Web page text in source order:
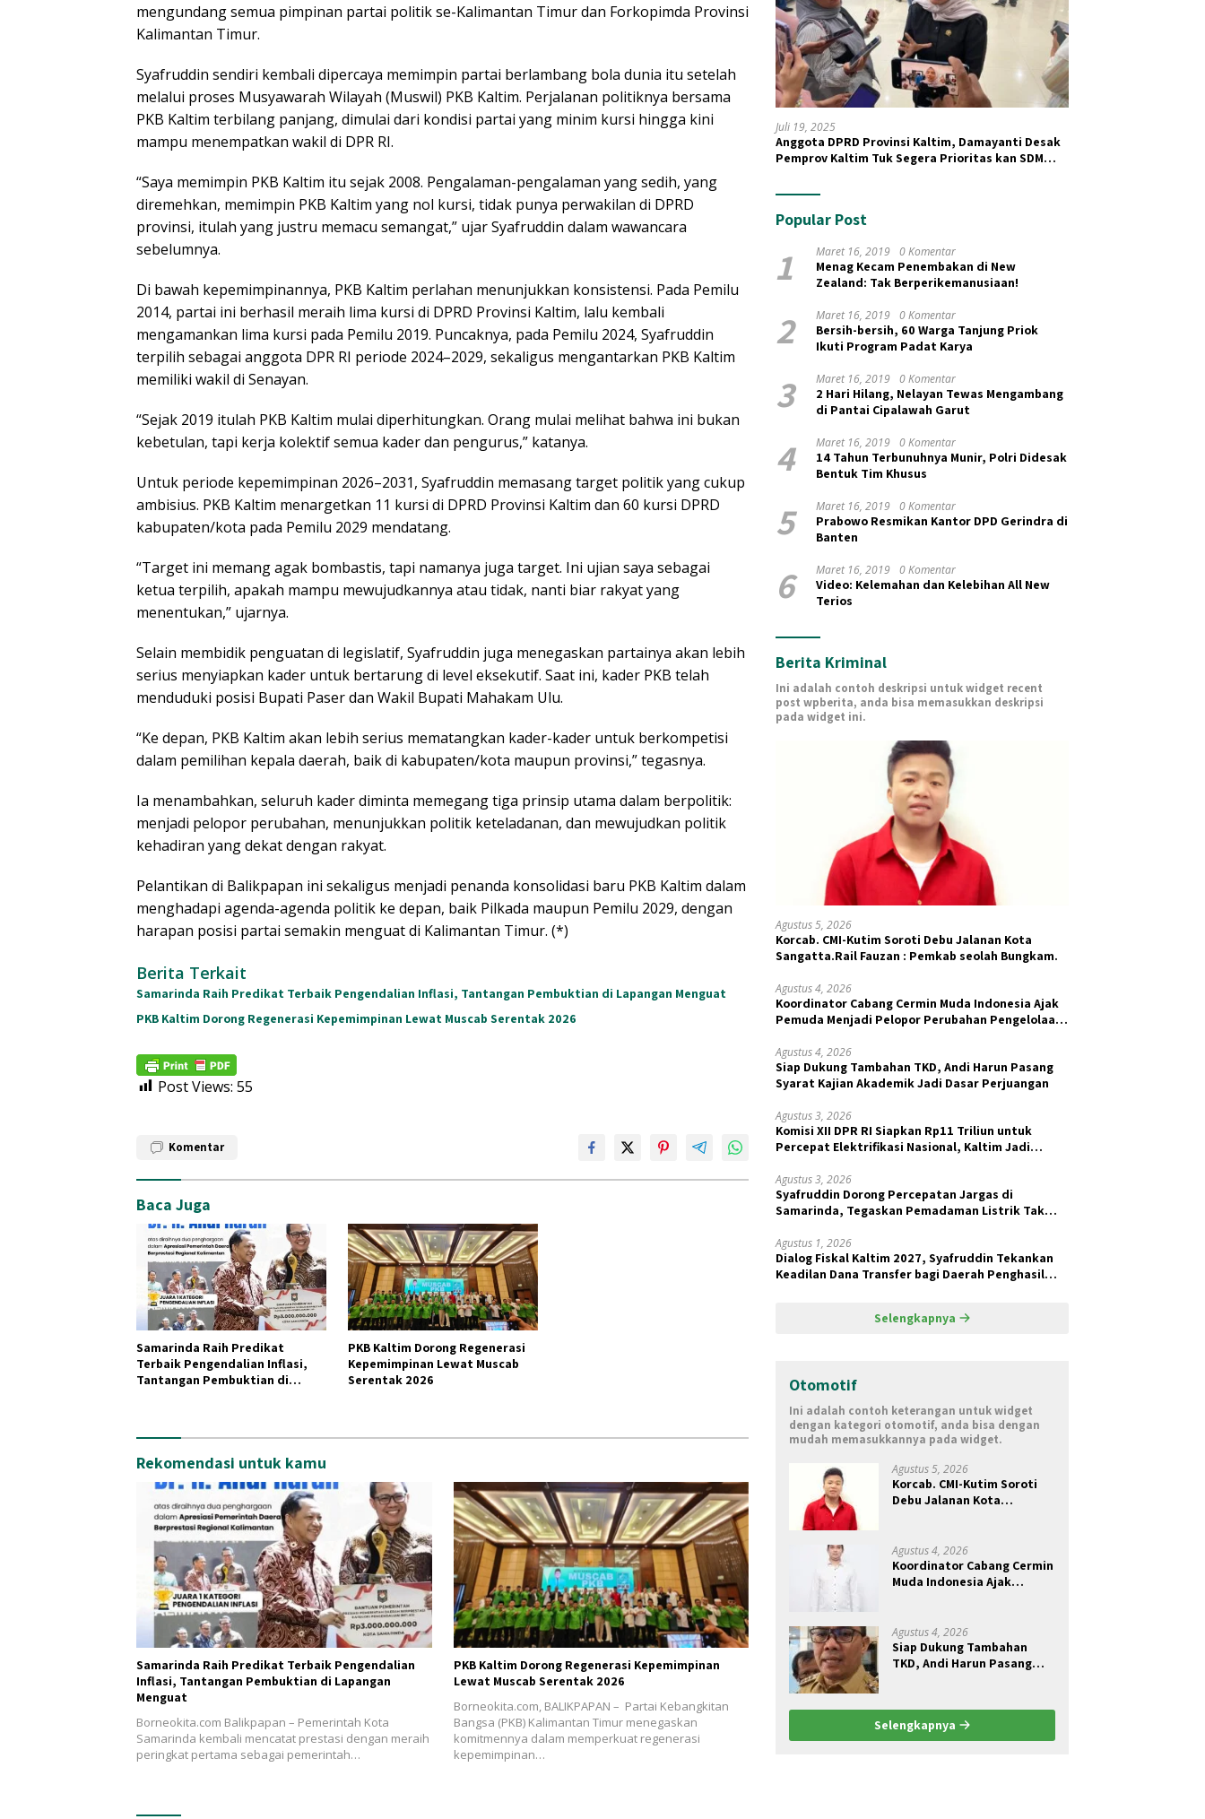
mengundang semua pimpinan partai politik se-Kalimantan Timur dan Forkopimda Provinsi
Kalimantan Timur.
Syafruddin sendiri kembali dipercaya memimpin partai berlambang bola dunia itu setelah
melalui proses Musyawarah Wilayah (Muswil) PKB Kaltim. Perjalanan politiknya bersama
PKB Kaltim terbilang panjang, dimulai dari kondisi partai yang minim kursi hingga kini
mampu menempatkan wakil di DPR RI.
“Saya memimpin PKB Kaltim itu sejak 2008. Pengalaman-pengalaman yang sedih, yang
diremehkan, memimpin PKB Kaltim yang nol kursi, tidak punya perwakilan di DPRD
provinsi, itulah yang justru memacu semangat,” ujar Syafruddin dalam wawancara
sebelumnya.
Di bawah kepemimpinannya, PKB Kaltim perlahan menunjukkan konsistensi. Pada Pemilu
2014, partai ini berhasil meraih lima kursi di DPRD Provinsi Kaltim, lalu kembali
mengamankan lima kursi pada Pemilu 2019. Puncaknya, pada Pemilu 2024, Syafruddin
terpilih sebagai anggota DPR RI periode 2024–2029, sekaligus mengantarkan PKB Kaltim
memiliki wakil di Senayan.
“Sejak 2019 itulah PKB Kaltim mulai diperhitungkan. Orang mulai melihat bahwa ini bukan
kebetulan, tapi kerja kolektif semua kader dan pengurus,” katanya.
Untuk periode kepemimpinan 2026–2031, Syafruddin memasang target politik yang cukup
ambisius. PKB Kaltim menargetkan 11 kursi di DPRD Provinsi Kaltim dan 60 kursi DPRD
kabupaten/kota pada Pemilu 2029 mendatang.
“Target ini memang agak bombastis, tapi namanya juga target. Ini ujian saya sebagai
ketua terpilih, apakah mampu mewujudkannya atau tidak, nanti biar rakyat yang
menentukan,” ujarnya.
Selain membidik penguatan di legislatif, Syafruddin juga menegaskan partainya akan lebih
serius menyiapkan kader untuk bertarung di level eksekutif. Saat ini, kader PKB telah
menduduki posisi Bupati Paser dan Wakil Bupati Mahakam Ulu.
“Ke depan, PKB Kaltim akan lebih serius mematangkan kader-kader untuk berkompetisi
dalam pemilihan kepala daerah, baik di kabupaten/kota maupun provinsi,” tegasnya.
Ia menambahkan, seluruh kader diminta memegang tiga prinsip utama dalam berpolitik:
menjadi pelopor perubahan, menunjukkan politik keteladanan, dan mewujudkan politik
kehadiran yang dekat dengan rakyat.
Pelantikan di Balikpapan ini sekaligus menjadi penanda konsolidasi baru PKB Kaltim dalam
menghadapi agenda-agenda politik ke depan, baik Pilkada maupun Pemilu 2029, dengan
harapan posisi partai semakin menguat di Kalimantan Timur. (*)
Berita Terkait
Samarinda Raih Predikat Terbaik Pengendalian Inflasi, Tantangan Pembuktian di Lapangan Menguat
PKB Kaltim Dorong Regenerasi Kepemimpinan Lewat Muscab Serentak 2026
Post Views: 55
Komentar
Baca Juga
Samarinda Raih Predikat
Terbaik Pengendalian Inflasi,
Tantangan Pembuktian di
PKB Kaltim Dorong Regenerasi
Kepemimpinan Lewat Muscab
Serentak 2026
Rekomendasi untuk kamu
Samarinda Raih Predikat Terbaik Pengendalian
Inflasi, Tantangan Pembuktian di Lapangan
Menguat
Borneokita.com Balikpapan – Pemerintah Kota
Samarinda kembali mencatat prestasi dengan meraih
peringkat pertama sebagai pemerintah…
PKB Kaltim Dorong Regenerasi Kepemimpinan
Lewat Muscab Serentak 2026
Borneokita.com, BALIKPAPAN – Partai Kebangkitan
Bangsa (PKB) Kalimantan Timur menegaskan
komitmennya dalam memperkuat regenerasi
kepemimpinan…
Juli 19, 2025
Anggota DPRD Provinsi Kaltim, Damayanti Desak
Pemprov Kaltim Tuk Segera Prioritas kan SDM
Popular Post
1 Maret 16, 2019 0 Komentar
Menag Kecam Penembakan di New
Zealand: Tak Berperikemanusiaan!
2 Maret 16, 2019 0 Komentar
Bersih-bersih, 60 Warga Tanjung Priok
Ikuti Program Padat Karya
3 Maret 16, 2019 0 Komentar
2 Hari Hilang, Nelayan Tewas Mengambang
di Pantai Cipalawah Garut
4 Maret 16, 2019 0 Komentar
14 Tahun Terbunuhnya Munir, Polri Didesak
Bentuk Tim Khusus
5 Maret 16, 2019 0 Komentar
Prabowo Resmikan Kantor DPD Gerindra di
Banten
6 Maret 16, 2019 0 Komentar
Video: Kelemahan dan Kelebihan All New
Terios
Berita Kriminal
Ini adalah contoh deskripsi untuk widget recent
post wpberita, anda bisa memasukkan deskripsi
pada widget ini.
Agustus 5, 2026
Korcab. CMI-Kutim Soroti Debu Jalanan Kota
Sangatta.Rail Fauzan : Pemkab seolah Bungkam.
Agustus 4, 2026
Koordinator Cabang Cermin Muda Indonesia Ajak
Pemuda Menjadi Pelopor Perubahan Pengelolaan
Agustus 4, 2026
Siap Dukung Tambahan TKD, Andi Harun Pasang
Syarat Kajian Akademik Jadi Dasar Perjuangan
Agustus 3, 2026
Komisi XII DPR RI Siapkan Rp11 Triliun untuk
Percepat Elektrifikasi Nasional, Kaltim Jadi
Agustus 3, 2026
Syafruddin Dorong Percepatan Jargas di
Samarinda, Tegaskan Pemadaman Listrik Tak
Agustus 1, 2026
Dialog Fiskal Kaltim 2027, Syafruddin Tekankan
Keadilan Dana Transfer bagi Daerah Penghasil
Selengkapnya
Otomotif
Ini adalah contoh keterangan untuk widget
dengan kategori otomotif, anda bisa dengan
mudah memasukkannya pada widget.
Agustus 5, 2026
Korcab. CMI-Kutim Soroti
Debu Jalanan Kota
Agustus 4, 2026
Koordinator Cabang Cermin
Muda Indonesia Ajak
Sampah Berkelanjutan
Agustus 4, 2026
Siap Dukung Tambahan
TKD, Andi Harun Pasang
Selengkapnya